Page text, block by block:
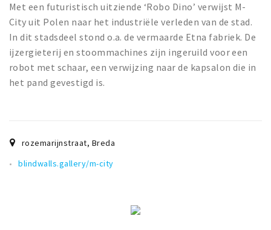
Uitjes & activiteiten
Toeristische routes
Natuurgebieden
Baroniepoorten
Sport
Met een futuristisch uitziende ‘Robo Dino’ verwijst M­-
City uit Polen naar het industriële verleden van de stad.
In dit stadsdeel stond o.a. de vermaarde Etna fabriek. De
ijzergieterij en stoommachines zijn ingeruild voor een
robot met schaar, een verwijzing naar de kapsalon die in
het pand gevestigd is.
rozemarijnstraat, Breda
blindwalls.gallery/m-city